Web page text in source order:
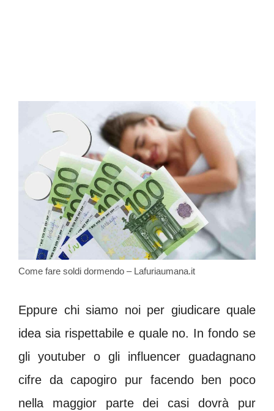
Come fare soldi dormendo – Lafuriaumana.it
Eppure chi siamo noi per giudicare quale
idea sia rispettabile e quale no. In fondo se
gli youtuber o gli influencer guadagnano
cifre da capogiro pur facendo ben poco
nella maggior parte dei casi dovrà pur